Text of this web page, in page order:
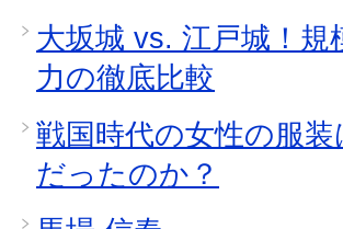
大坂城 vs. 江戸城！規
力の徹底比較
戦国時代の女性の服
だったのか？